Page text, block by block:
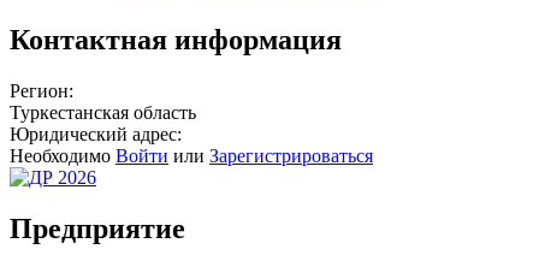
Контактная информация
Регион:
Туркестанская область
Юридический адрес:
Необходимо Войти или Зарегистрироваться
Предприятие